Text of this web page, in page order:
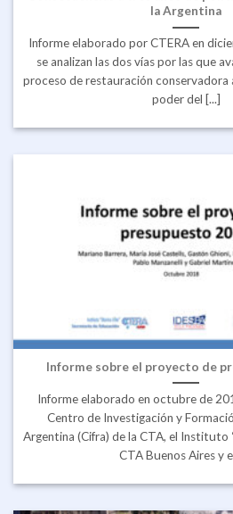
la Argentina
Informe elaborado por CTERA en
se analizan las dos vías por las que
proceso de restauración conservadora
poder del [...]
Informe sobre el proyecto de
Informe elaborado en octubre de
Centro de Investigación y
Argentina (Cifra) de la CTA, el Instituto
CTA Buenos Aires y